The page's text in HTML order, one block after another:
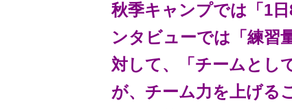
秋季キャンプでは「1
ンタビューでは「練習
対して、「チームとし
が、チーム力を上げる